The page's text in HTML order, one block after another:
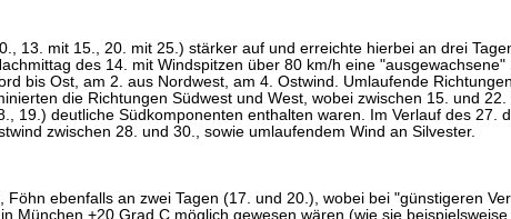
13. mit 15., 20. mit 25.) stärker auf und erreichte hierbei an drei
des 14. mit Windspitzen über 80 km/h eine "ausgewachsene"
bis Ost, am 2. aus Nordwest, am 4. Ostwind. Umlaufende
die Richtungen Südwest und West, wobei zwischen 15. und
19.) deutliche Südkomponenten enthalten waren. Im Verlauf des 27.
zwischen 28. und 30., sowie umlaufendem Wind an Silvester.
Föhn ebenfalls an zwei Tagen (17. und 20.), wobei bei "günstigeren
München +20 Grad C möglich gewesen wären (wie sie